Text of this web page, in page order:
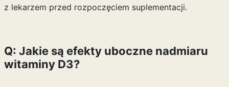
z lekarzem przed rozpoczęciem suplementacji.
Q: Jakie są efekty uboczne nadmiaru
witaminy D3?